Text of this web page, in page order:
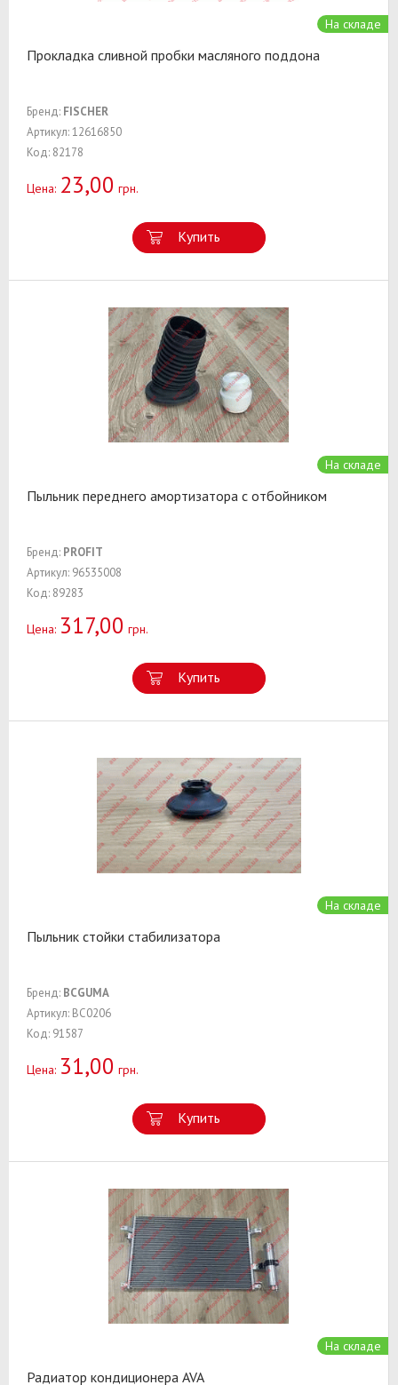
На складе
Прокладка сливной пробки масляного поддона
Бренд: FISCHER
Артикул: 12616850
Код: 82178
Цена: 23,00 грн.
Купить
На складе
Пыльник переднего амортизатора с отбойником
Бренд: PROFIT
Артикул: 96535008
Код: 89283
Цена: 317,00 грн.
Купить
На складе
Пыльник стойки стабилизатора
Бренд: BCGUMA
Артикул: BC0206
Код: 91587
Цена: 31,00 грн.
Купить
На складе
Радиатор кондиционера AVA